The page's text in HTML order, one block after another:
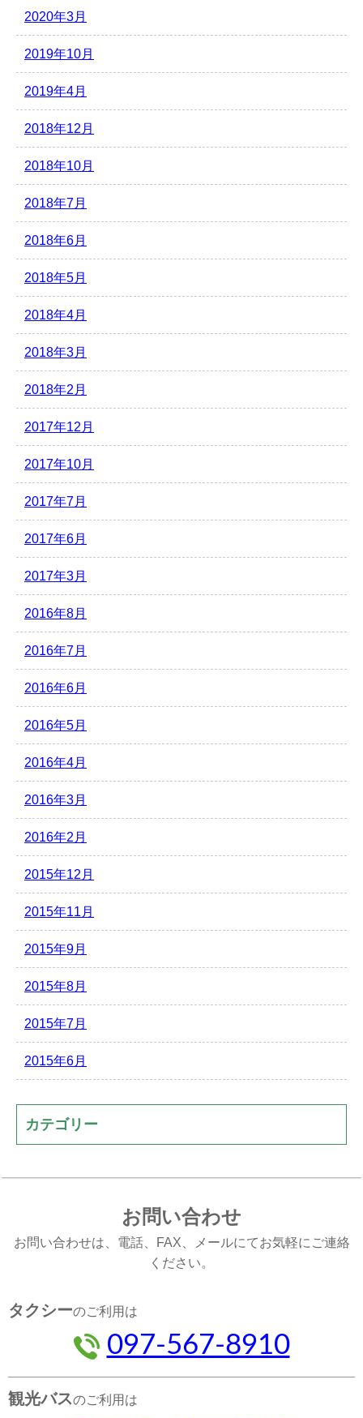
2020年3月
2019年10月
2019年4月
2018年12月
2018年10月
2018年7月
2018年6月
2018年5月
2018年4月
2018年3月
2018年2月
2017年12月
2017年10月
2017年7月
2017年6月
2017年3月
2016年8月
2016年7月
2016年6月
2016年5月
2016年4月
2016年3月
2016年2月
2015年12月
2015年11月
2015年9月
2015年8月
2015年7月
2015年6月
カテゴリー
お問い合わせ
お問い合わせは、電話、FAX、メールにてお気軽にご連絡
ください。
タクシーのご利用は
097-567-8910
観光バスのご利用は